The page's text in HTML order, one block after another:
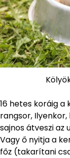
16 hetes koráig
rangsor,
sajnos átveszi az
Vagy ő nyitja a
főz (takarítani